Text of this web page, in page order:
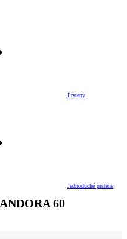
Prsteny
Jednoduché prstene
60